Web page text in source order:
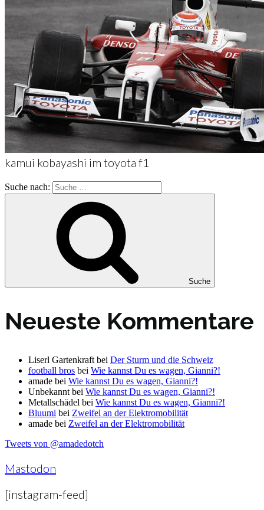
kamui kobayashi im toyota f1
Suche nach:
Suche
Neueste Kommentare
Liserl Gartenkraft bei Der Sturm und die Schweiz
football bros bei Wie kannst Du es wagen, Gianni?!
amade bei Wie kannst Du es wagen, Gianni?!
Unbekannt bei Wie kannst Du es wagen, Gianni?!
Metallschädel bei Wie kannst Du es wagen, Gianni?!
Bluumi bei Zweifel an der Elektromobilität
amade bei Zweifel an der Elektromobilität
Tweets von @amadedotch
Mastodon
[instagram-feed]